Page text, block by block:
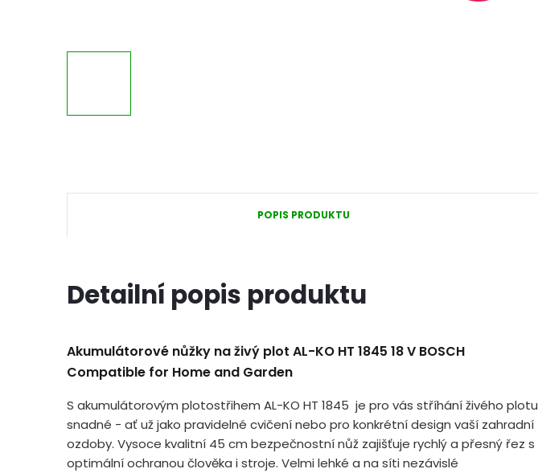
POPIS PRODUKTU
Detailní popis produktu
Akumulátorové nůžky na živý plot AL-KO HT 1845 18 V BOSCH
Compatible for Home and Garden
S akumulátorovým plotostřihem AL-KO HT 1845 je pro vás stříhání živého plotu
snadné - ať už jako pravidelné cvičení nebo pro konkrétní design vaší zahradní
ozdoby. Vysoce kvalitní 45 cm bezpečnostní nůž zajišťuje rychlý a přesný řez s
optimální ochranou člověka i stroje. Velmi lehké a na síti nezávislé